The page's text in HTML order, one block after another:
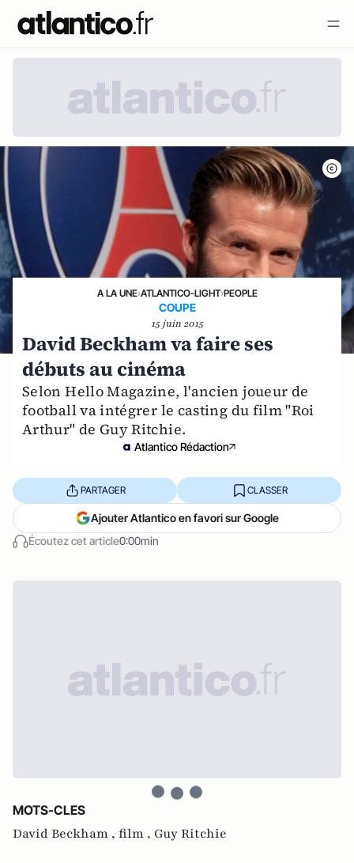
A LA UNE›ATLANTICO-LIGHT›PEOPLE
COUPE
15 juin 2015
David Beckham va faire ses
débuts au cinéma
Selon Hello Magazine, l'ancien joueur de
football va intégrer le casting du film "Roi
Arthur" de Guy Ritchie.
Atlantico Rédaction
Écoutez cet article0:00min
PARTAGER CLASSER
Ajouter Atlantico en favori sur Google
MOTS-CLES
David Beckham , film , Guy Ritchie